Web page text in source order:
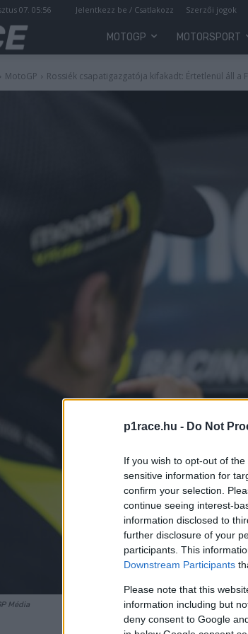
p1race.hu - Do Not
If you wish to opt-out of
sensitive information for
confirm your selection.
continue seeing interest-
information disclosed to
further disclosure of your
participants. This
Downstream Participants
Please note that this
information including but
deny consent to Google
07. 05:56 Jelentkezz be / Csatlakozz Szerzői jogok
MOTOGP MOTORSPORT
MotoGP Rossiék csapatigazgatója kifakadt: Értetlenül áll a
Média